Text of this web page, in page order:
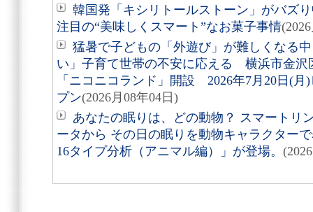
韓国発「キシリトールストーン」がバズ
注目の“美味しくスマート”なお菓子事情
猛暑で子どもの「外遊び」が難しくなる
い」子育て世帯の不安に応える 横浜市金沢
「ニコニコランド」開設 2026年7月20日(
プン(2026月08年04日)
あなたの眠りは、どの動物？ スマートリ
ータから その日の眠りを動物キャラクター
16タイプ分析（アニマル編）」が登場。